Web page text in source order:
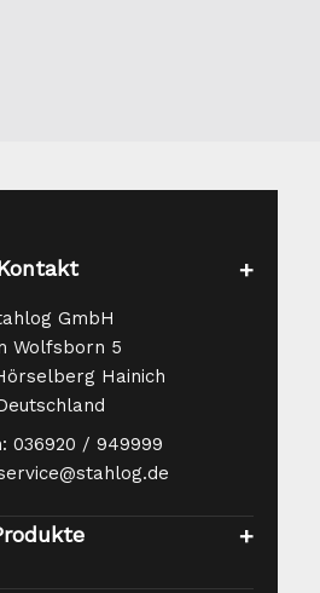
S=80mm T=100mm,
B=140mm x
S=90mm T=90mm,
B=145mm x
S=120mm T=60mm,
B=145mm x
S=145mm T=90mm,
B=145mm x
T=60mm, B=150mm
T=80mm, B=150mm
GmbH
Wolfsborn 5
Hainich
036920 / 949999